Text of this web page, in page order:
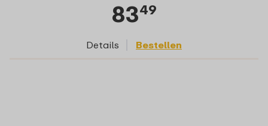
8349
Details Bestellen